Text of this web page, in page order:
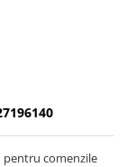
pentru comenzile